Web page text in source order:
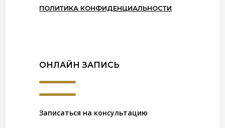
ПОЛИТИКА КОНФИДЕНЦИАЛЬНОСТИ
ОНЛАЙН ЗАПИСЬ
Записаться на консультацию